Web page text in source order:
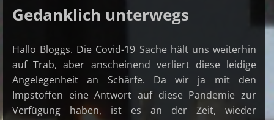
Gedanklich unterwegs
Hallo Bloggs. Die Covid-19 Sache hält uns weiterhin
auf Trab, aber anscheinend verliert diese leidige
Angelegenheit an Schärfe. Da wir ja mit den
Impstoffen eine Antwort auf diese Pandemie zur
Verfügung haben, ist es an der Zeit, wieder